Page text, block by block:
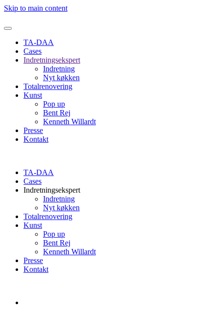
Skip to main content
TA-DAA
Cases
Indretningsekspert
Indretning
Nyt køkken
Totalrenovering
Kunst
Pop up
Bent Rej
Kenneth Willardt
Presse
Kontakt
TA-DAA
Cases
Indretningsekspert
Indretning
Nyt køkken
Totalrenovering
Kunst
Pop up
Bent Rej
Kenneth Willardt
Presse
Kontakt